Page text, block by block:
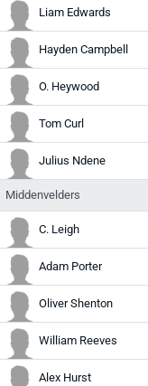
Liam Edwards
Hayden Campbell
O. Heywood
Tom Curl
Julius Ndene
Middenvelders
C. Leigh
Adam Porter
Oliver Shenton
William Reeves
Alex Hurst